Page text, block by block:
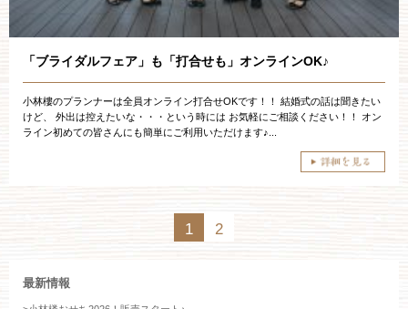
「ブライダルフェア」も「打合せも」オンラインOK♪
小林樓のプランナーは全員オンライン打合せOKです！！ 結婚式の話は聞きたい
けど、 外出は控えたいな・・・という時には お気軽にご相談ください！！ オン
ライン初めての皆さんにも簡単にご利用いただけます♪...
1 2
最新情報